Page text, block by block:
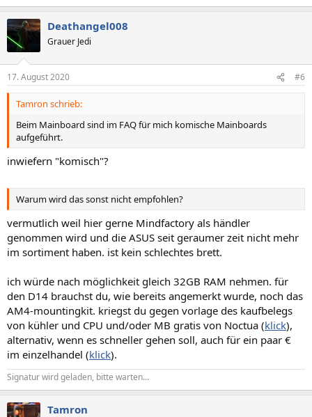
Deathangel008
Grauer Jedi
17. August 2020 #6
Tamron schrieb:
Beim Mainboard sind im FAQ für mich komische Mainboards
aufgeführt.
inwiefern "komisch"?
Warum wird das sonst nicht empfohlen?
vermutlich weil hier gerne Mindfactory als händler
genommen wird und die ASUS seit geraumer zeit nicht mehr
im sortiment haben. ist kein schlechtes brett.
ich würde nach möglichkeit gleich 32GB RAM nehmen. für
den D14 brauchst du, wie bereits angemerkt wurde, noch das
AM4-mountingkit. kriegst du gegen vorlage des kaufbelegs
von kühler und CPU und/oder MB gratis von Noctua (klick),
alternativ, wenn es schneller gehen soll, auch für ein paar €
im einzelhandel (klick).
Signatur wird geladen, bitte warten...
Tamron